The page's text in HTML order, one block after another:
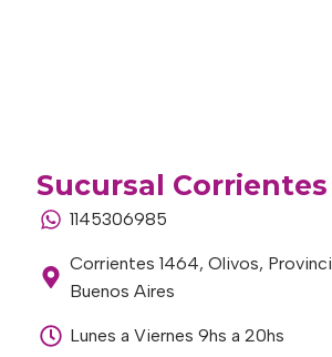
Sucursal Corrientes
1145306985
Corrientes 1464, Olivos,
Buenos Aires
Lunes a Viernes 9hs a 20hs